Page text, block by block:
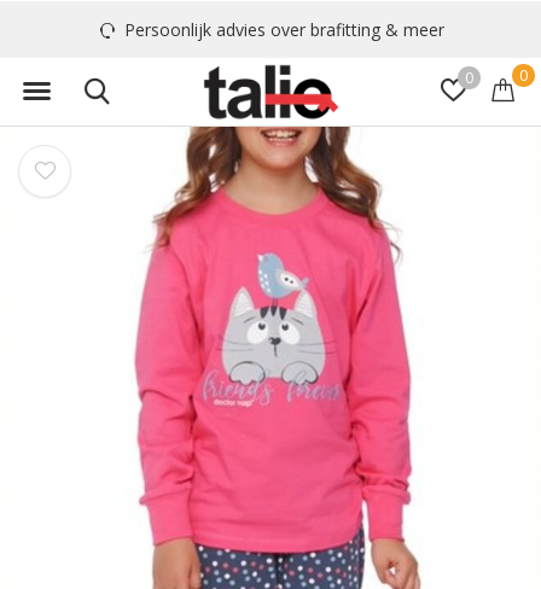
0 0
Persoonlijk advies over brafitting & meer